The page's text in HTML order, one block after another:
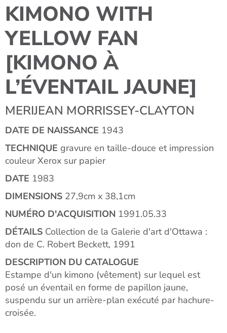
KIMONO WITH
YELLOW FAN
[KIMONO À
L’ÉVENTAIL JAUNE]
MERIJEAN MORRISSEY-CLAYTON
DATE DE NAISSANCE 1943
TECHNIQUE gravure en taille-douce et impression
couleur Xerox sur papier
DATE 1983
DIMENSIONS 27,9cm x 38,1cm
NUMÉRO D'ACQUISITION 1991.05.33
DÉTAILS Collection de la Galerie d'art d'Ottawa :
don de C. Robert Beckett, 1991
DESCRIPTION DU CATALOGUE
Estampe d'un kimono (vêtement) sur lequel est
posé un éventail en forme de papillon jaune,
suspendu sur un arrière-plan exécuté par hachure-
croisée.